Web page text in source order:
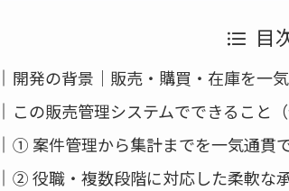
目
開発の背景｜販売・購買・在庫を一
この販売管理システムでできること（
① 案件管理から集計までを一気通貫
② 役職・複数段階に対応した柔軟な